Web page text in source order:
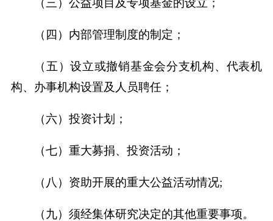
（三）公益项目及专项基金的设立；
（四）内部管理制度的制定；
（五）设立或撤销基金会分支机构、代表机
构、办事机构设置及人员聘任；
（六）投资计划；
（七）重大募捐、投资活动；
（八）资助开展的重大公益活动情况;
（九）须经集体研究决定的其他重要事项。